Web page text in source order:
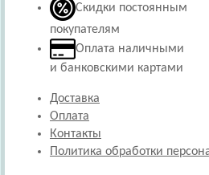
Скидки постоянным
покупателям
Оплата наличными
и банковскими картами
Доставка
Оплата
Контакты
Политика обработки